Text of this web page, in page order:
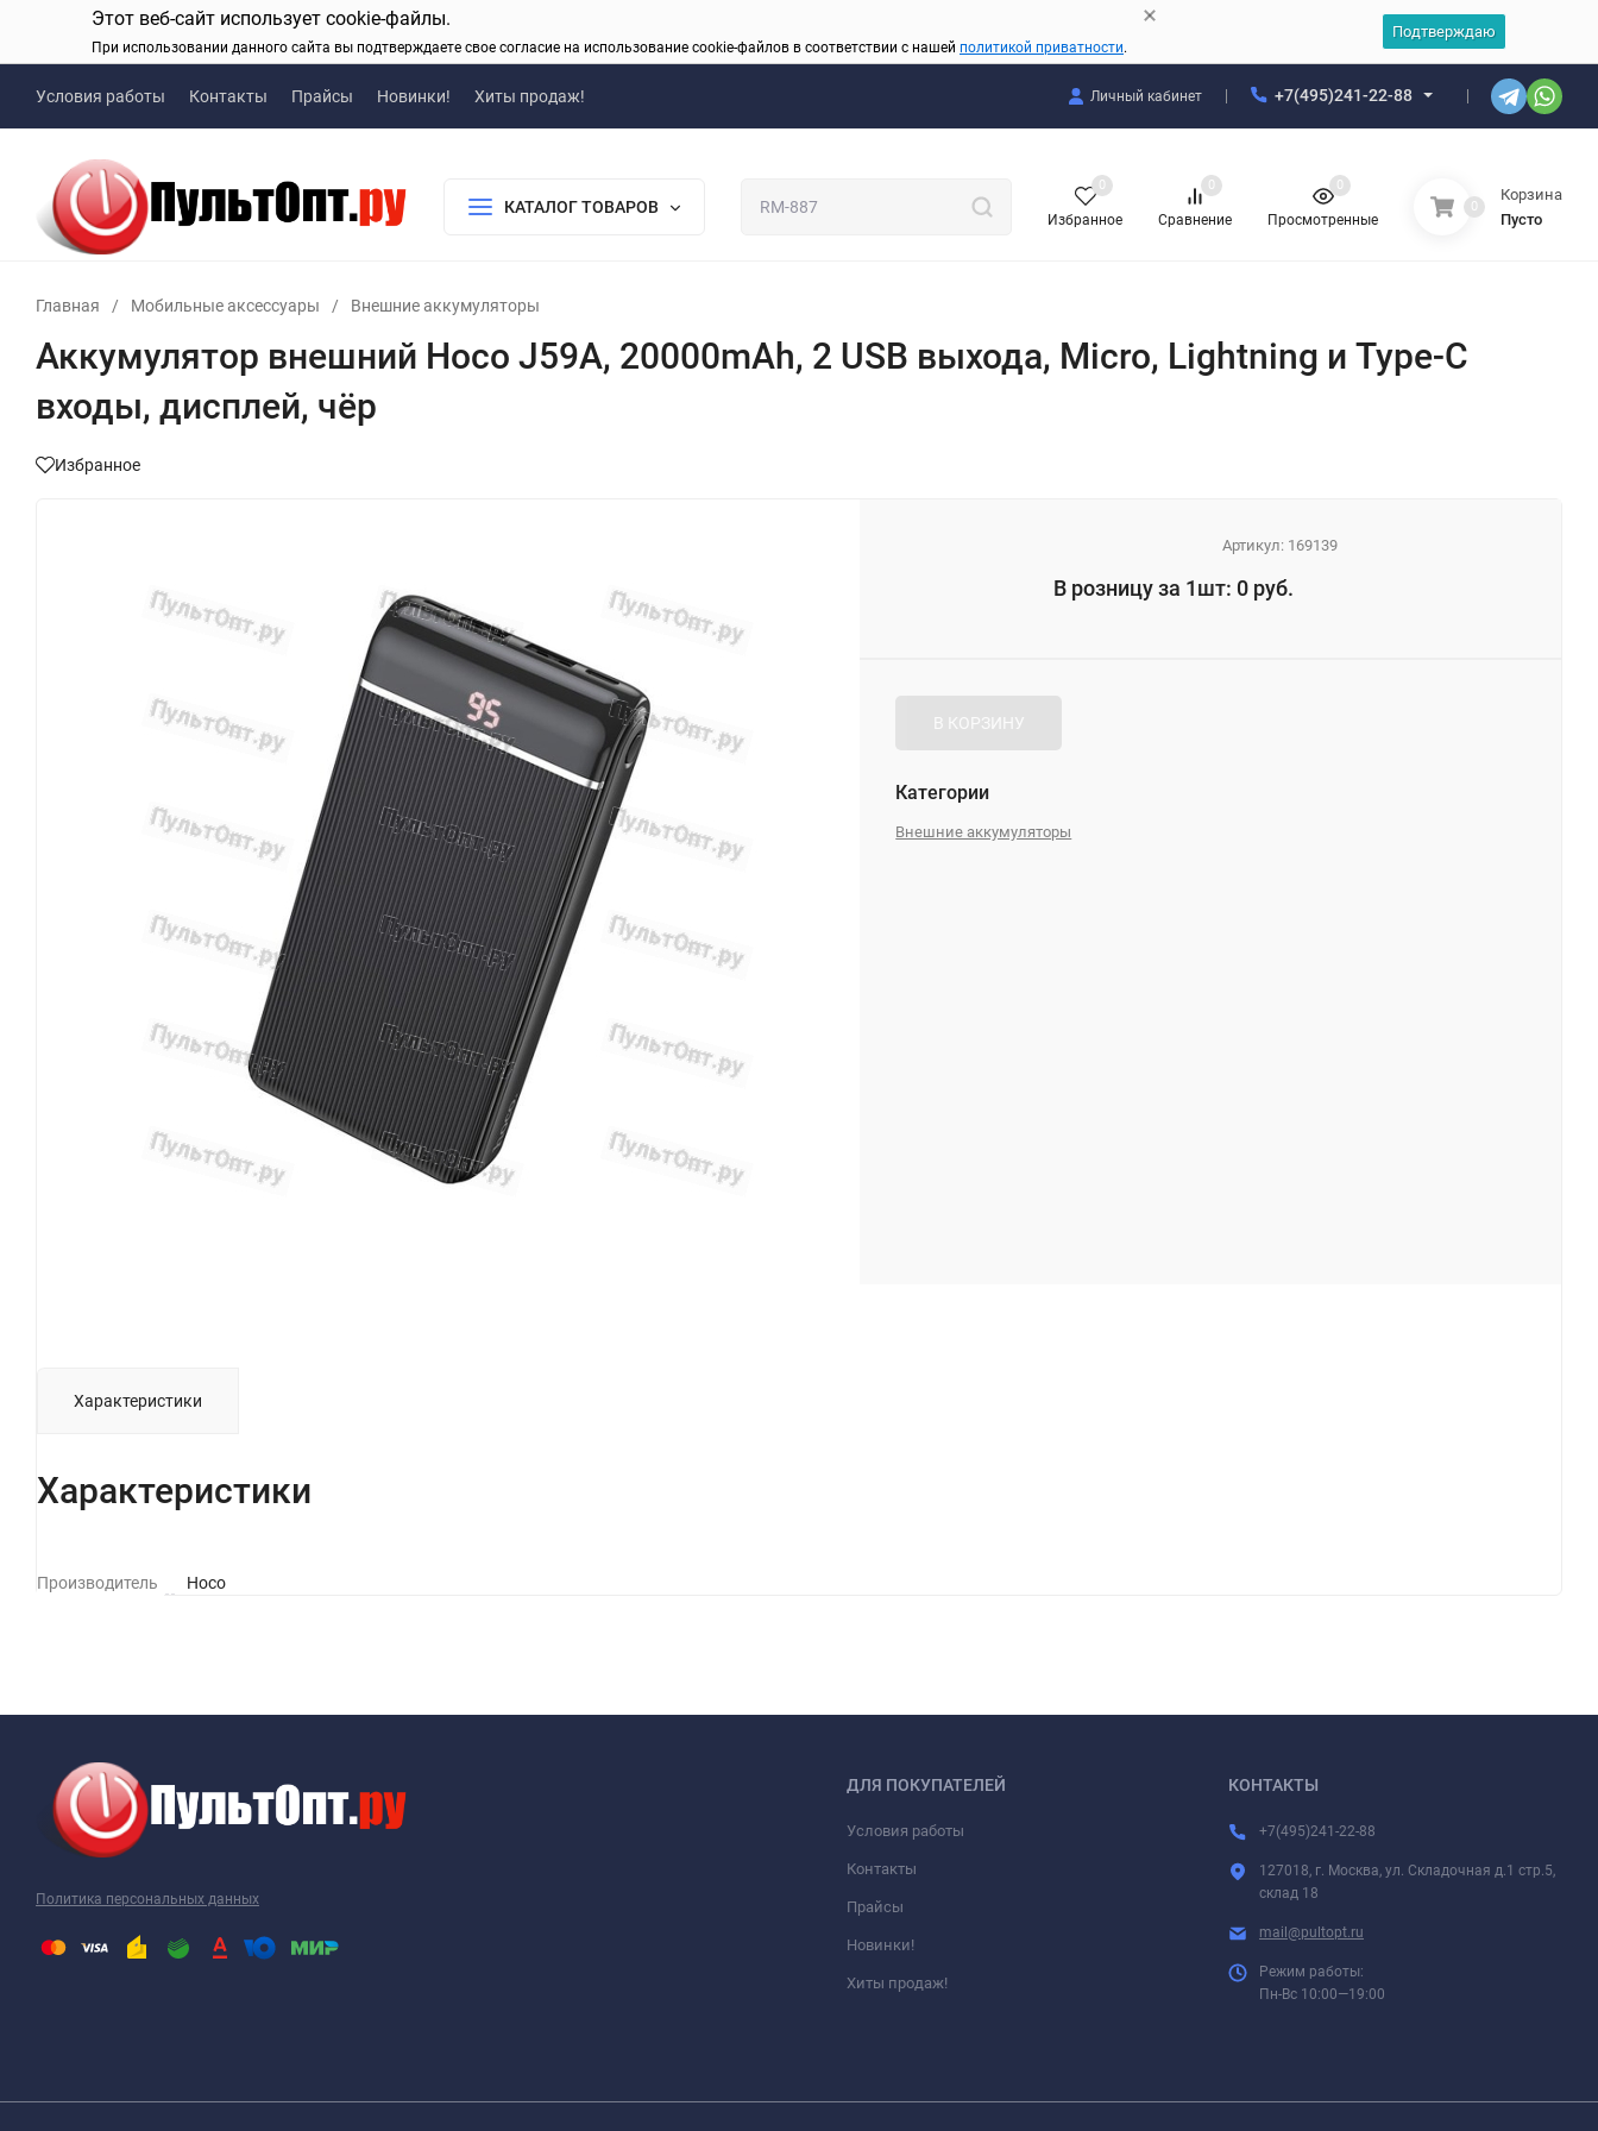
Этот веб-сайт использует cookie-файлы.
При использовании данного сайта вы подтверждаете свое согласие на использование cookie-файлов в соответствии с нашей политикой приватности.
Подтверждаю
Условия работы Контакты Прайсы Новинки! Хиты продаж! Личный кабинет +7(495)241-22-88
КАТАЛОГ ТОВАРОВ
Избранное
0
Сравнение
0
Просмотренные
0
0
Корзина
Пусто
Главная / Мобильные аксессуары / Внешние аккумуляторы
Аккумулятор внешний Hoco J59A, 20000mAh, 2 USB выхода, Micro, Lightning и Type-C
входы, дисплей, чёр
Избранное
Артикул: 169139
В розницу за 1шт: 0 руб.
В КОРЗИНУ
Категории
Внешние аккумуляторы
Характеристики
Характеристики
Производитель Hoco
Политика персональных данных
ДЛЯ ПОКУПАТЕЛЕЙ
Условия работы
Контакты
Прайсы
Новинки!
Хиты продаж!
КОНТАКТЫ
+7(495)241-22-88
127018, г. Москва, ул. Складочная д.1 стр.5,
склад 18
mail@pultopt.ru
Режим работы:
Пн-Вс 10:00—19:00